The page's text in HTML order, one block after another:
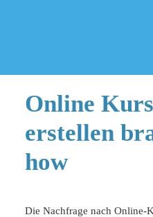
Online
erstellen
how
Die Nachfrage nach Online-